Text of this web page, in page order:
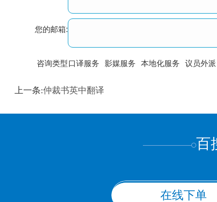
您的邮箱:
咨询类型口译服务 影媒服务 本地化服务 议员外派
训翻译 标准级
上一条:仲裁书英中翻译
百
在线下单